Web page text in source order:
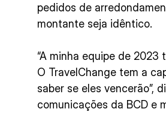
pedidos de
montante seja idêntico.
“A minha equipe de
O TravelChange tem a
saber se eles vencerão”,
comunicações da BCD e